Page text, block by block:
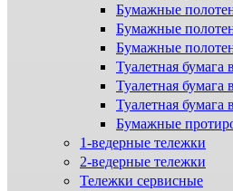
Бумажные
Бумажные
Бумажные
Туалетная бумага
Туалетная бумага
Туалетная бумага
Бумажные
1-ведерные тележки
2-ведерные тележки
Тележки сервисные